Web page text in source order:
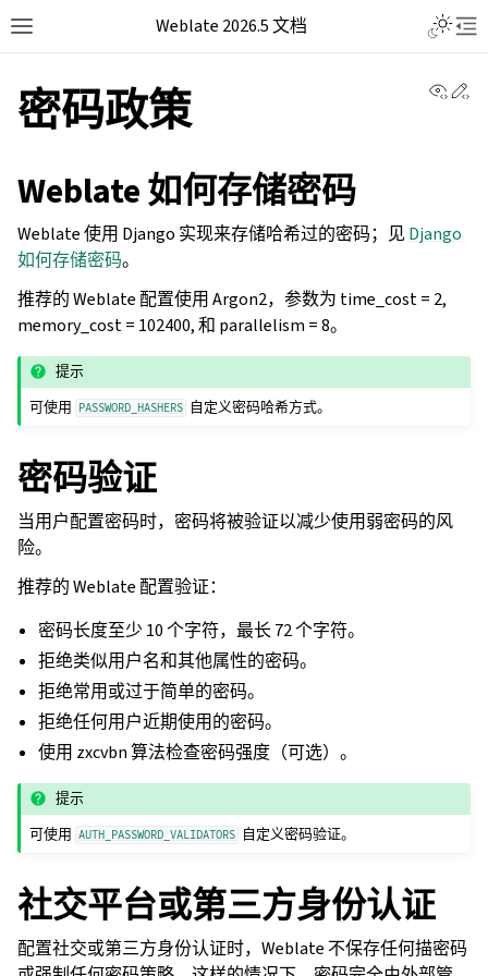
Weblate 2026.5 文档
密码政策
Weblate 如何存储密码
Weblate 使用 Django 实现来存储哈希过的密码；见 Django
如何存储密码。
推荐的 Weblate 配置使用 Argon2，参数为 time_cost = 2,
memory_cost = 102400, 和 parallelism = 8。
提示
可使用
PASSWORD_HASHERS 自定义密码哈希方式。
密码验证
当用户配置密码时，密码将被验证以减少使用弱密码的风
险。
推荐的 Weblate 配置验证：
密码长度至少 10 个字符，最长 72 个字符。
拒绝类似用户名和其他属性的密码。
拒绝常用或过于简单的密码。
拒绝任何用户近期使用的密码。
使用 zxcvbn 算法检查密码强度（可选）。
提示
可使用 AUTH_PASSWORD_VALIDATORS 自定义密码验证。
社交平台或第三方身份认证
配置社交或第三方身份认证时，Weblate 不保存任何描密码